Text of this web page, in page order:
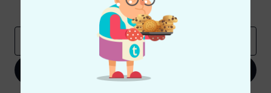
Articles inspirants
Deals
S'inscrire maintenant